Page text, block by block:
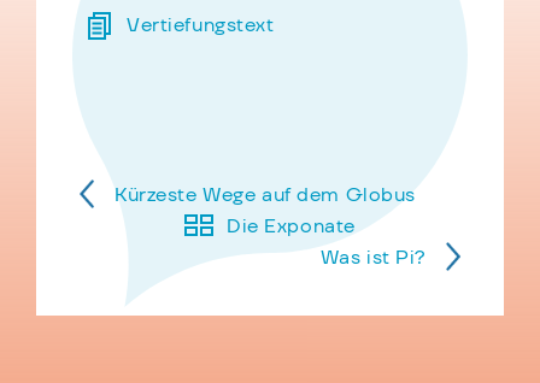
Vertiefungstext
Kürzeste Wege auf dem Globus
Die Exponate
Was ist Pi?